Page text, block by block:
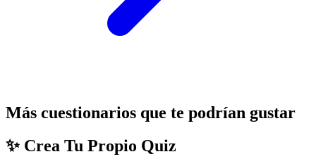
Más cuestionarios que te podrían gustar
✨ Crea Tu Propio Quiz